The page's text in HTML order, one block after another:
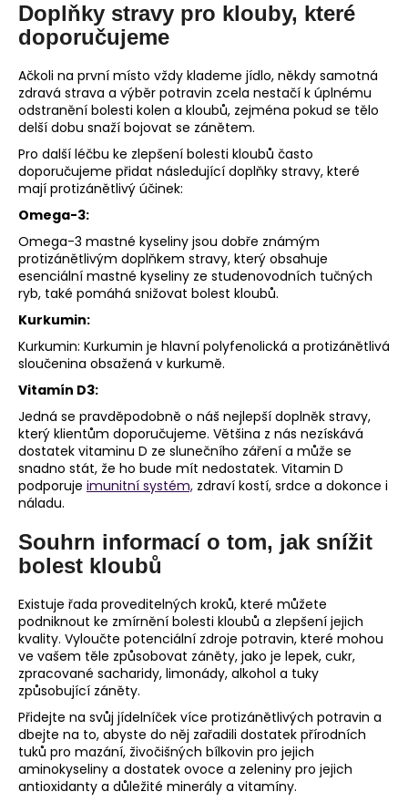
Doplňky stravy pro klouby, které
doporučujeme
Ačkoli na první místo vždy klademe jídlo, někdy samotná
zdravá strava a výběr potravin zcela nestačí k úplnému
odstranění bolesti kolen a kloubů, zejména pokud se tělo
delší dobu snaží bojovat se zánětem.
Pro další léčbu ke zlepšení bolesti kloubů často
doporučujeme přidat následující doplňky stravy, které
mají protizánětlivý účinek:
Omega-3:
Omega-3 mastné kyseliny jsou dobře známým
protizánětlivým doplňkem stravy, který obsahuje
esenciální mastné kyseliny ze studenovodních tučných
ryb, také pomáhá snižovat bolest kloubů.
Kurkumin:
Kurkumin: Kurkumin je hlavní polyfenolická a protizánětlivá
sloučenina obsažená v kurkumě.
Vitamín D3:
Jedná se pravděpodobně o náš nejlepší doplněk stravy,
který klientům doporučujeme. Většina z nás nezískává
dostatek vitaminu D ze slunečního záření a může se
snadno stát, že ho bude mít nedostatek. Vitamin D
podporuje imunitní systém, zdraví kostí, srdce a dokonce i
náladu.
Souhrn informací o tom, jak snížit
bolest kloubů
Existuje řada proveditelných kroků, které můžete
podniknout ke zmírnění bolesti kloubů a zlepšení jejich
kvality. Vyloučte potenciální zdroje potravin, které mohou
ve vašem těle způsobovat záněty, jako je lepek, cukr,
zpracované sacharidy, limonády, alkohol a tuky
způsobující záněty.
Přidejte na svůj jídelníček více protizánětlivých potravin a
dbejte na to, abyste do něj zařadili dostatek přírodních
tuků pro mazání, živočišných bílkovin pro jejich
aminokyseliny a dostatek ovoce a zeleniny pro jejich
antioxidanty a důležité minerály a vitamíny.